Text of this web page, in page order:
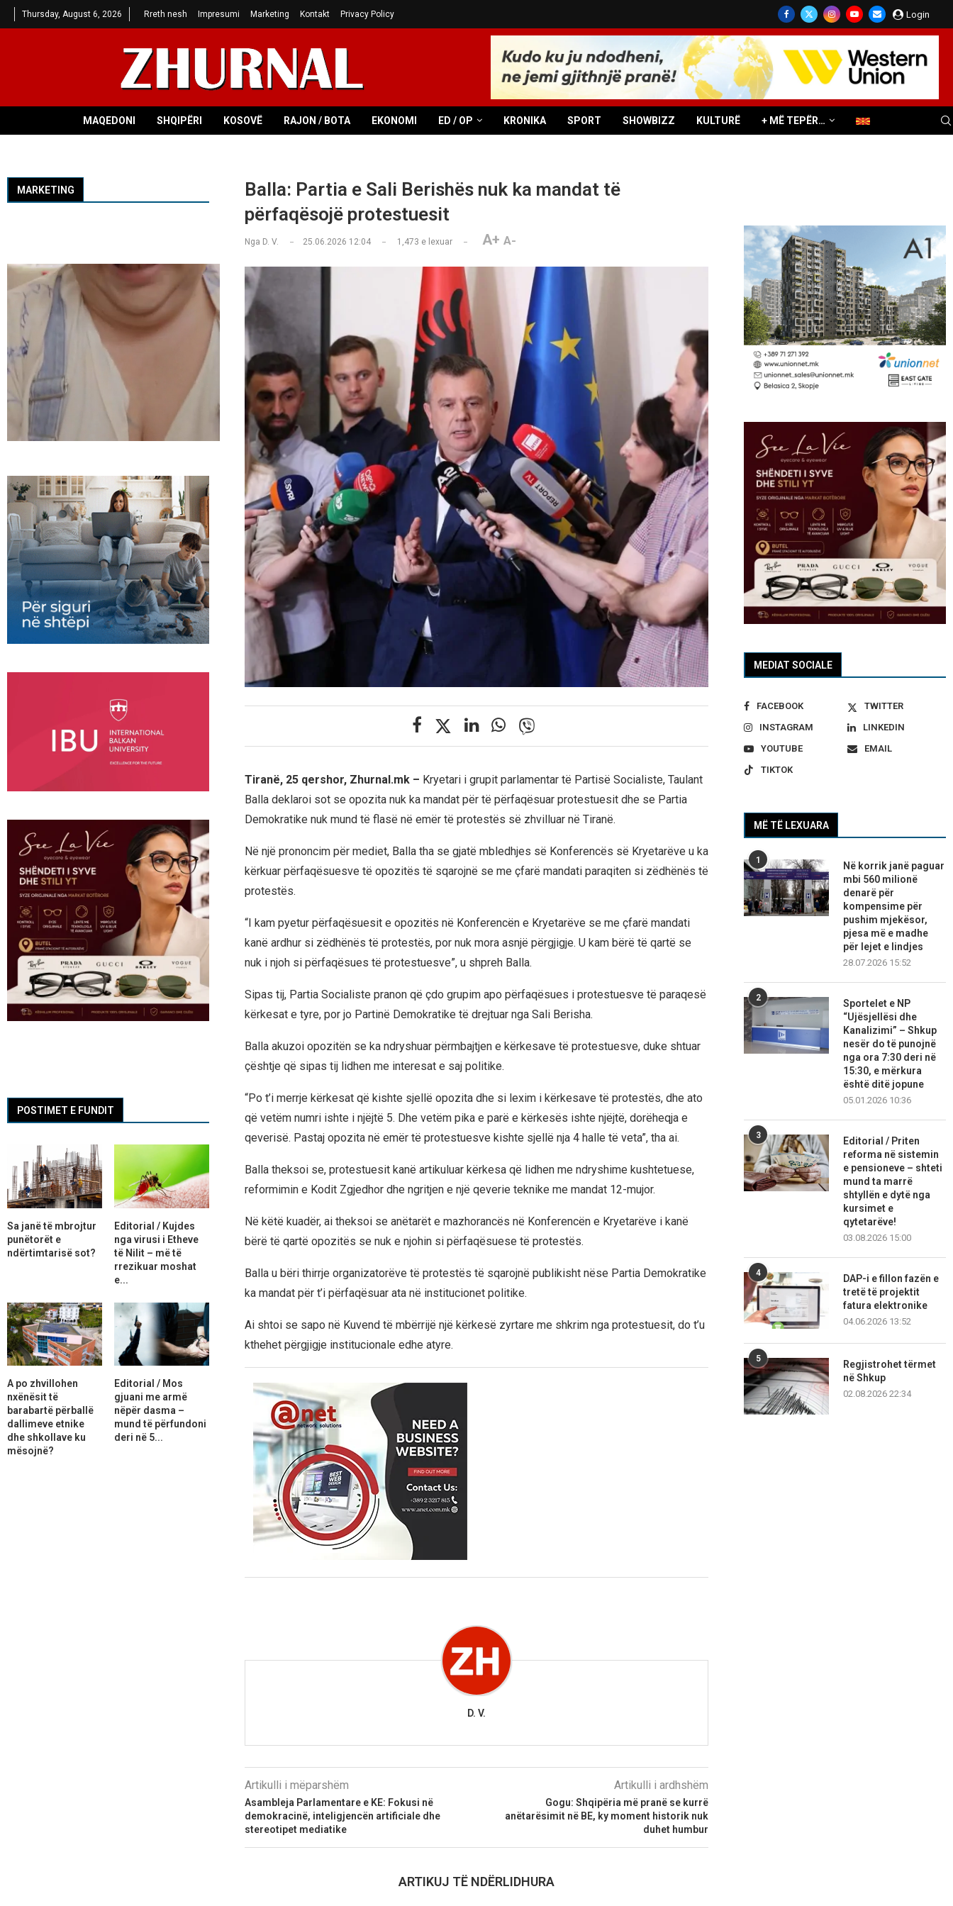
Thursday, August 6, 2026 Rreth nesh Impresumi Marketing Kontakt Privacy Policy Login
MAQEDONI SHQIPËRI KOSOVË RAJON / BOTA EKONOMI ED / OP KRONIKA SPORT SHOWBIZZ KULTURË + MË TEPËR…
Balla: Partia e Sali Berishës nuk ka mandat të
përfaqësojë protestuesit
Nga D. V. 25.06.2026 12:04 1,473 e lexuar A+ A-
Tiranë, 25 qershor, Zhurnal.mk – Kryetari i grupit parlamentar të Partisë Socialiste, Taulant
Balla deklaroi sot se opozita nuk ka mandat për të përfaqësuar protestuesit dhe se Partia
Demokratike nuk mund të flasë në emër të protestës së zhvilluar në Tiranë.
Në një prononcim për mediet, Balla tha se gjatë mbledhjes së Konferencës së Kryetarëve u ka
kërkuar përfaqësuesve të opozitës të sqarojnë se me çfarë mandati paraqiten si zëdhënës të
protestës.
“I kam pyetur përfaqësuesit e opozitës në Konferencën e Kryetarëve se me çfarë mandati
kanë ardhur si zëdhënës të protestës, por nuk mora asnjë përgjigje. U kam bërë të qartë se
nuk i njoh si përfaqësues të protestuesve”, u shpreh Balla.
Sipas tij, Partia Socialiste pranon që çdo grupim apo përfaqësues i protestuesve të paraqesë
kërkesat e tyre, por jo Partinë Demokratike të drejtuar nga Sali Berisha.
Balla akuzoi opozitën se ka ndryshuar përmbajtjen e kërkesave të protestuesve, duke shtuar
çështje që sipas tij lidhen me interesat e saj politike.
“Po t’i merrje kërkesat që kishte sjellë opozita dhe si lexim i kërkesave të protestës, dhe ato
që vetëm numri ishte i njëjtë 5. Dhe vetëm pika e parë e kërkesës ishte njëjtë, dorëheqja e
qeverisë. Pastaj opozita në emër të protestuesve kishte sjellë nja 4 halle të veta”, tha ai.
Balla theksoi se, protestuesit kanë artikuluar kërkesa që lidhen me ndryshime kushtetuese,
reformimin e Kodit Zgjedhor dhe ngritjen e një qeverie teknike me mandat 12-mujor.
Në këtë kuadër, ai theksoi se anëtarët e mazhorancës në Konferencën e Kryetarëve i kanë
bërë të qartë opozitës se nuk e njohin si përfaqësuese të protestës.
Balla u bëri thirrje organizatorëve të protestës të sqarojnë publikisht nëse Partia Demokratike
ka mandat për t’i përfaqësuar ata në institucionet politike.
Ai shtoi se sapo në Kuvend të mbërrijë një kërkesë zyrtare me shkrim nga protestuesit, do t’u
kthehet përgjigje institucionale edhe atyre.
D. V.
Artikulli i mëparshëm
Asambleja Parlamentare e KE: Fokusi në
demokracinë, inteligjencën artificiale dhe
stereotipet mediatike
Artikulli i ardhshëm
Gogu: Shqipëria më pranë se kurrë
anëtarësimit në BE, ky moment historik nuk
duhet humbur
ARTIKUJ TË NDËRLIDHURA
MEDIAT SOCIALE
FACEBOOK
TWITTER
INSTAGRAM
LINKEDIN
YOUTUBE
EMAIL
TIKTOK
MË TË LEXUARA
1
Në korrik janë paguar
mbi 560 milionë
denarë për
kompensime për
pushim mjekësor,
pjesa më e madhe
për lejet e lindjes
28.07.2026 15:52
2
Sportelet e NP
“Ujësjellësi dhe
Kanalizimi” – Shkup
nesër do të punojnë
nga ora 7:30 deri në
15:30, e mërkura
është ditë jopune
05.01.2026 10:36
3
Editorial / Priten
reforma në sistemin
e pensioneve – shteti
mund ta marrë
shtyllën e dytë nga
kursimet e
qytetarëve!
03.08.2026 15:00
4
DAP-i e fillon fazën e
tretë të projektit
fatura elektronike
04.06.2026 13:52
5
Regjistrohet tërmet
në Shkup
02.08.2026 22:34
MARKETING
POSTIMET E FUNDIT
Sa janë të mbrojtur
punëtorët e
ndërtimtarisë sot?
Editorial / Kujdes
nga virusi i Etheve
të Nilit – më të
rrezikuar moshat
e...
A po zhvillohen
nxënësit të
barabartë përballë
dallimeve etnike
dhe shkollave ku
mësojnë?
Editorial / Mos
gjuani me armë
nëpër dasma –
mund të përfundoni
deri në 5...